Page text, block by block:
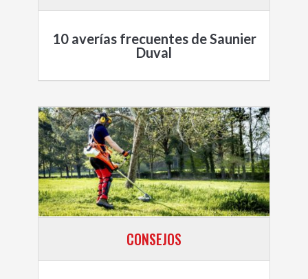
10 averías frecuentes de Saunier
Duval
CONSEJOS